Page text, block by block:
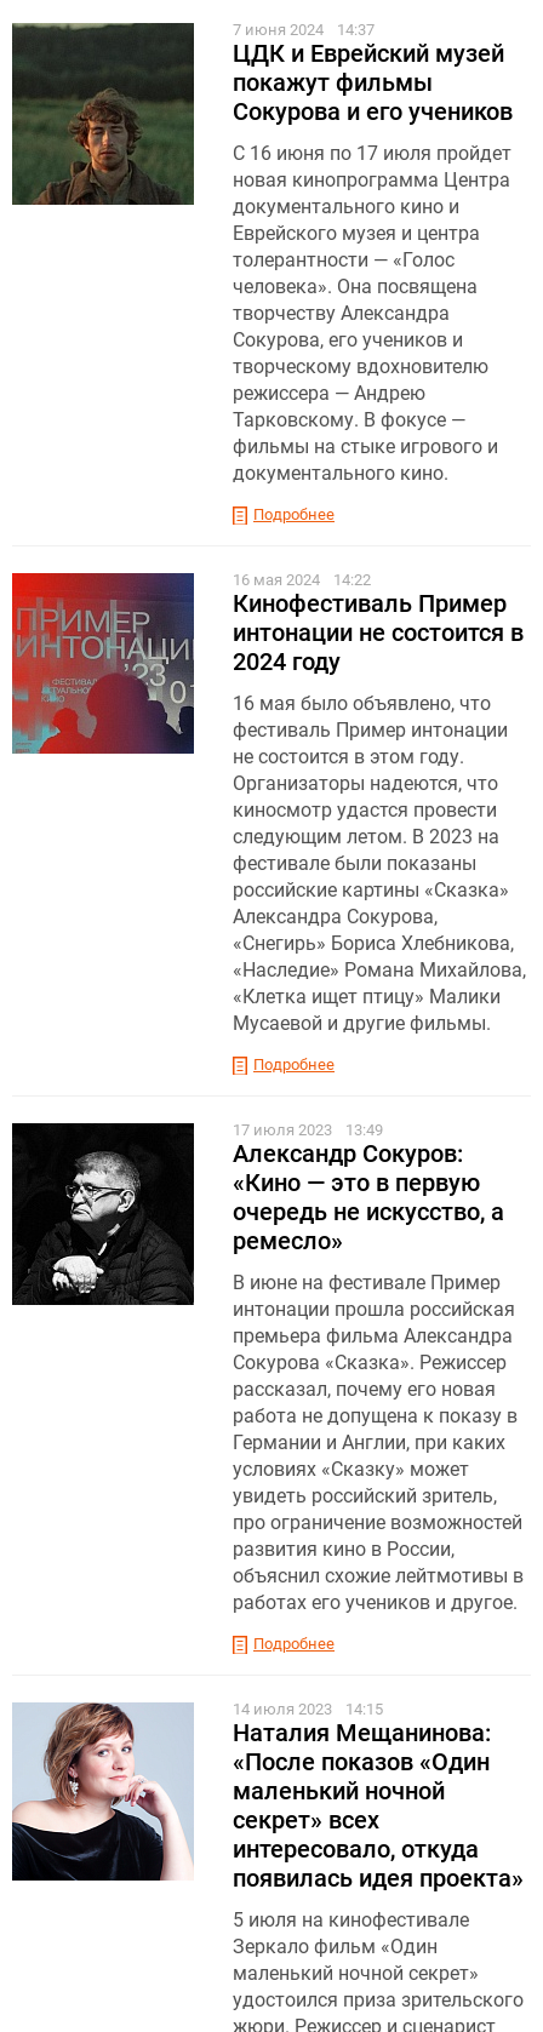
7 июня 2024 14:37
ЦДК и Еврейский музей
покажут фильмы
Сокурова и его учеников
С 16 июня по 17 июля пройдет
новая кинопрограмма Центра
документального кино и
Еврейского музея и центра
толерантности — «Голос
человека». Она посвящена
творчеству Александра
Сокурова, его учеников и
творческому вдохновителю
режиссера — Андрею
Тарковскому. В фокусе —
фильмы на стыке игрового и
документального кино.
Подробнее
16 мая 2024 14:22
Кинофестиваль Пример
интонации не состоится в
2024 году
16 мая было объявлено, что
фестиваль Пример интонации
не состоится в этом году.
Организаторы надеются, что
киносмотр удастся провести
следующим летом. В 2023 на
фестивале были показаны
российские картины «Сказка»
Александра Сокурова,
«Снегирь» Бориса Хлебникова,
«Наследие» Романа Михайлова,
«Клетка ищет птицу» Малики
Мусаевой и другие фильмы.
Подробнее
17 июля 2023 13:49
Александр Сокуров:
«Кино — это в первую
очередь не искусство, а
ремесло»
В июне на фестивале Пример
интонации прошла российская
премьера фильма Александра
Сокурова «Сказка». Режиссер
рассказал, почему его новая
работа не допущена к показу в
Германии и Англии, при каких
условиях «Сказку» может
увидеть российский зритель,
про ограничение возможностей
развития кино в России,
объяснил схожие лейтмотивы в
работах его учеников и другое.
Подробнее
14 июля 2023 14:15
Наталия Мещанинова:
«После показов «Один
маленький ночной
секрет» всех
интересовало, откуда
появилась идея проекта»
5 июля на кинофестивале
Зеркало фильм «Один
маленький ночной секрет»
удостоился приза зрительского
жюри. Режиссер и сценарист